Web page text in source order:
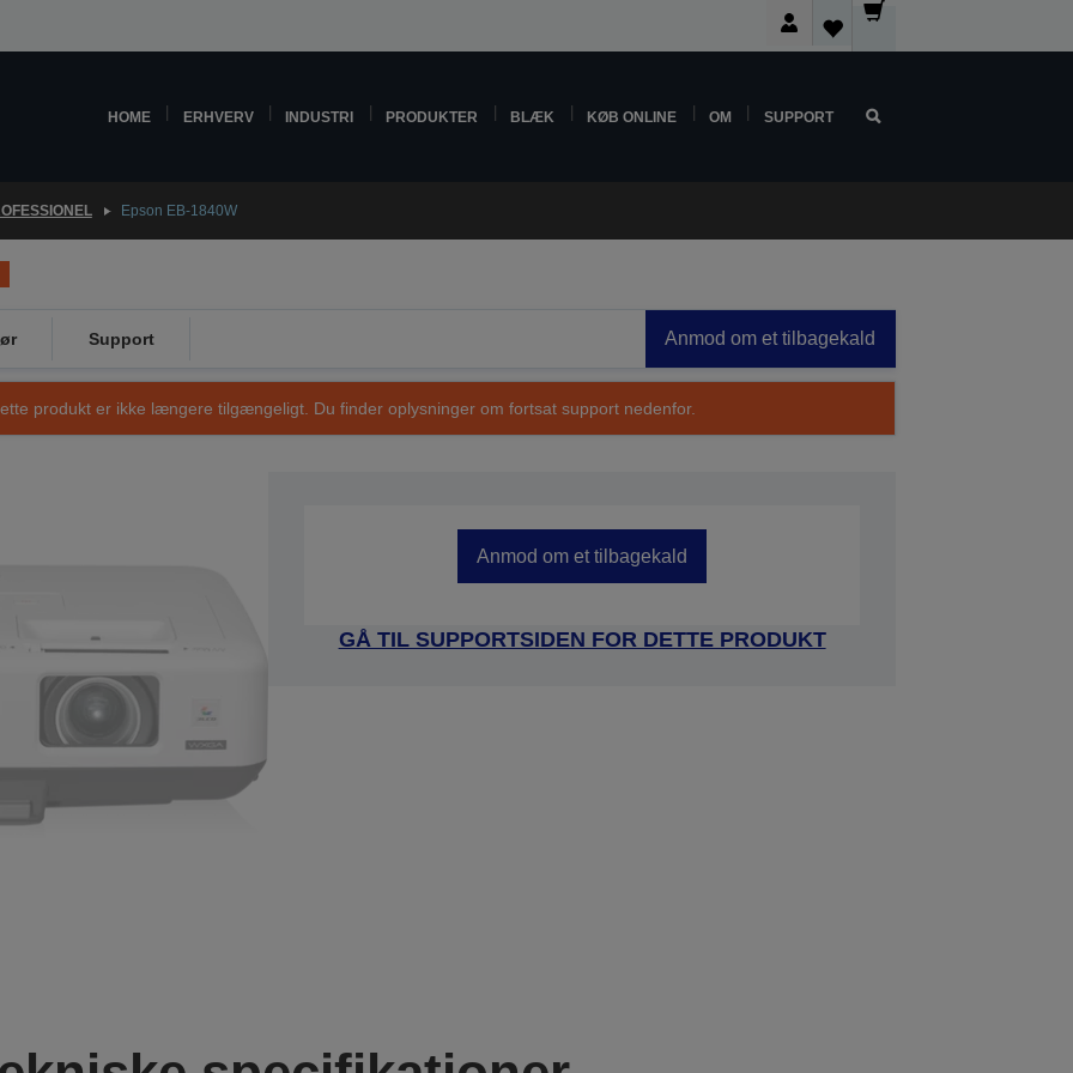
HOME ERHVERV INDUSTRI PRODUKTER BLÆK KØB ONLINE OM SUPPORT
Epson EB-1840W
Support Anmod om et tilbagekald
produkt er ikke længere tilgængeligt. Du finder oplysninger om fortsat support nedenfor.
Anmod om et tilbagekald
GÅ TIL SUPPORTSIDEN FOR DETTE PRODUKT